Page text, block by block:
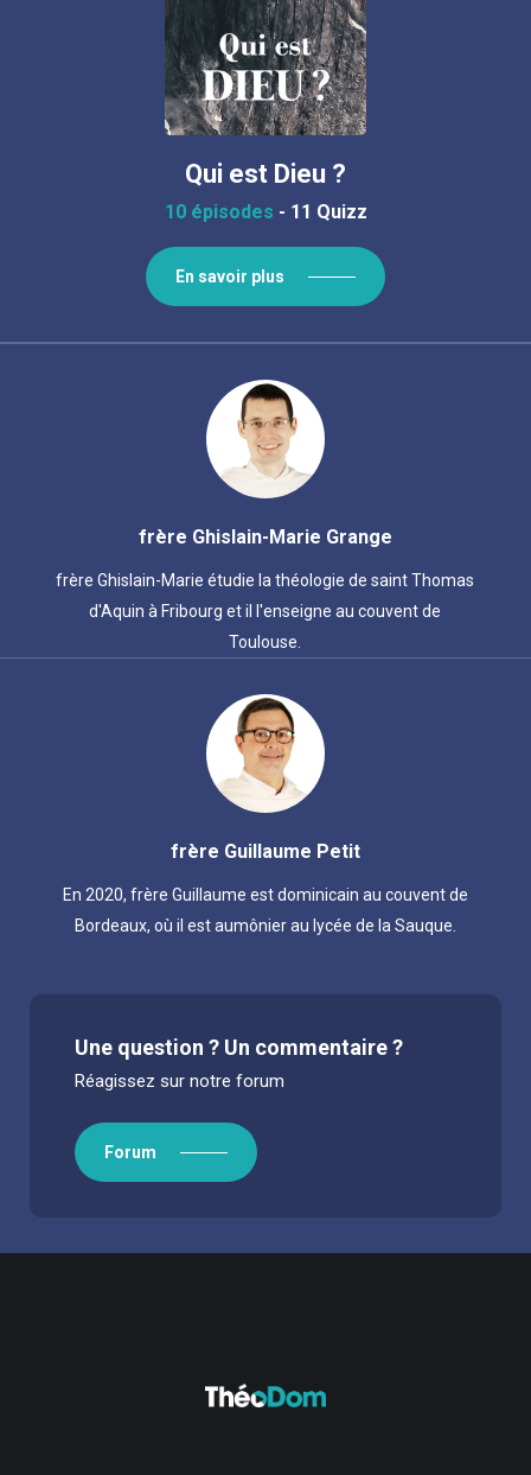
Qui est Dieu ?
10 épisodes - 11 Quizz
En savoir plus
frère Ghislain-Marie Grange
frère Ghislain-Marie étudie la théologie de saint Thomas
d'Aquin à Fribourg et il l'enseigne au couvent de
Toulouse.
frère Guillaume Petit
En 2020, frère Guillaume est dominicain au couvent de
Bordeaux, où il est aumônier au lycée de la Sauque.
Une question ? Un commentaire ?
Réagissez sur notre forum
Forum